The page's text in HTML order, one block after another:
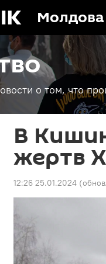
Молдова
о том, что
В
жертв
12:26 25.01.2024